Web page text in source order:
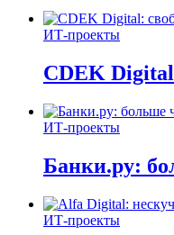
ИТ-проекты
CDEK
ИТ-проекты
Банки.ру:
ИТ-проекты